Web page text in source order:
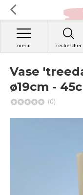
rechercher
menu
Vase
ø19cm -
(0)